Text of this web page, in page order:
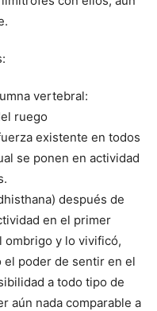
vertebral:
ruego
existente en todos
se ponen en actividad
después de
en el primer
ombrigo y lo vivificó,
poder de sentir en el
a todo tipo de
aún nada comparable a